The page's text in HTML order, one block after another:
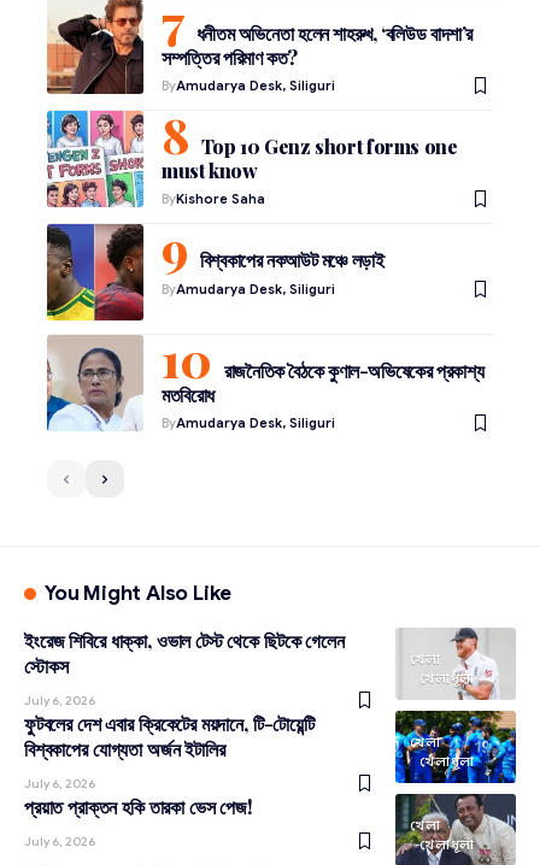
ধনীতম অভিনেতা হলেন শাহরুখ, ‘বলিউড বাদশা’র
সম্পত্তির পরিমাণ কত?
ByAmudarya Desk, Siliguri
Top 10 Genz short forms one
must know
ByKishore Saha
বিশ্বকাপের নকআউট মঞ্চে লড়াই
ByAmudarya Desk, Siliguri
রাজনৈতিক বৈঠকে কুণাল-অভিষেকের প্রকাশ্য
মতবিরোধ
ByAmudarya Desk, Siliguri
You Might Also Like
খেলা
খেলাধূলা
ইংরেজ শিবিরে ধাক্কা, ওভাল টেস্ট থেকে ছিটকে গেলেন
স্টোকস
July 6, 2026
খেলা
খেলাধূলা
ফুটবলের দেশ এবার ক্রিকেটের ময়দানে, টি-টোয়েন্টি
বিশ্বকাপের যোগ্যতা অর্জন ইটালির
July 6, 2026
খেলা
খেলাধূলা
প্রয়াত প্রাক্তন হকি তারকা ভেস পেজ!
July 6, 2026